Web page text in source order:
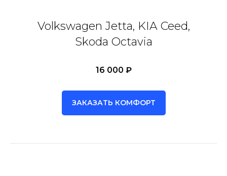
Volkswagen Jetta, KIA Ceed,
Skoda Octavia
16 000 ₽
ЗАКАЗАТЬ КОМФОРТ